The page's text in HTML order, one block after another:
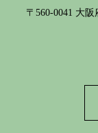
〒560-0041 大